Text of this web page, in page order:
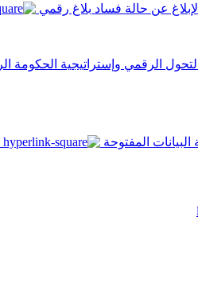
الإبلاغ عن حالة فساد بلاغ رقمي
التحول الرقمي وإستراتيجية الحكومة
المفتوحة